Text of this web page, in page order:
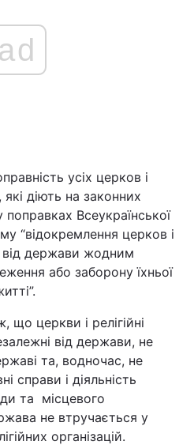
ad
усіх церков і
які діють на законних
поправках Всеукраїнської
“відокремлення церков і
від держави жодним
або заборону їхньої
церкви і релігійні
від держави, не
та, водночас, не
справи і діяльність
та місцевого
не втручається у
організацій.